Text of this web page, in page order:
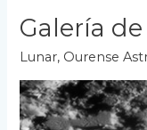
Galería
Lunar, Ourense